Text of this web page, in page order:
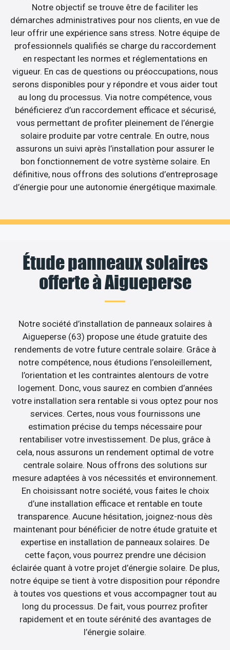
Notre objectif se trouve être de faciliter les
démarches administratives pour nos clients, en vue de
leur offrir une expérience sans stress. Notre équipe de
professionnels qualifiés se charge du raccordement
en respectant les normes et réglementations en
vigueur. En cas de questions ou préoccupations, nous
serons disponibles pour y répondre et vous aider tout
au long du processus. Via notre compétence, vous
bénéficierez d’un raccordement efficace et sécurisé,
vous permettant de profiter pleinement de l’énergie
solaire produite par votre centrale. En outre, nous
assurons un suivi après l’installation pour assurer le
bon fonctionnement de votre système solaire. En
définitive, nous offrons des solutions d’entreprosage
d’énergie pour une autonomie énergétique maximale.
Étude panneaux solaires
offerte à Aigueperse
Notre société d’installation de panneaux solaires à
Aigueperse (63) propose une étude gratuite des
rendements de votre future centrale solaire. Grâce à
notre compétence, nous étudions l’ensoleillement,
l’orientation et les contraintes alentours de votre
logement. Donc, vous saurez en combien d’années
votre installation sera rentable si vous optez pour nos
services. Certes, nous vous fournissons une
estimation précise du temps nécessaire pour
rentabiliser votre investissement. De plus, grâce à
cela, nous assurons un rendement optimal de votre
centrale solaire. Nous offrons des solutions sur
mesure adaptées à vos nécessités et environnement.
En choisissant notre société, vous faites le choix
d’une installation efficace et rentable en toute
transparence. Aucune hésitation, joignez-nous dès
maintenant pour bénéficier de notre étude gratuite et
expertise en installation de panneaux solaires. De
cette façon, vous pourrez prendre une décision
éclairée quant à votre projet d’énergie solaire. De plus,
notre équipe se tient à votre disposition pour répondre
à toutes vos questions et vous accompagner tout au
long du processus. De fait, vous pourrez profiter
rapidement et en toute sérénité des avantages de
l’énergie solaire.